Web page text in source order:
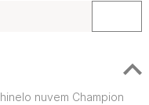
nuvem Champion